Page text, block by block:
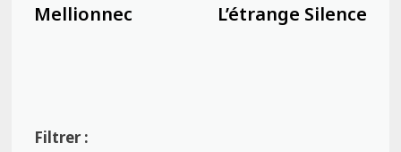
Mellionnec
L’étrange Silence